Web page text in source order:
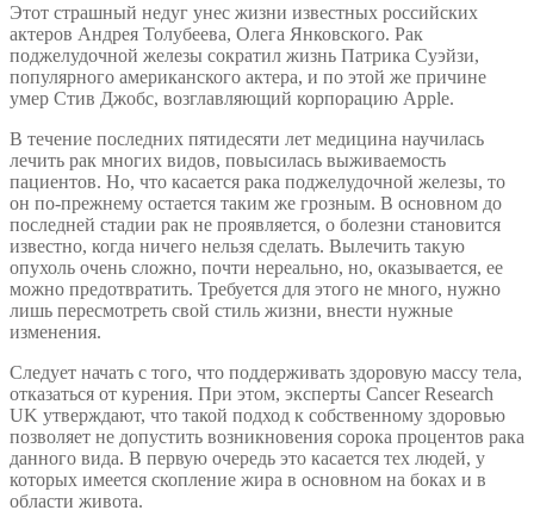
Этот страшный недуг унес жизни известных российских
актеров Андрея Толубеева, Олега Янковского. Рак
поджелудочной железы сократил жизнь Патрика Суэйзи,
популярного американского актера, и по этой же причине
умер Стив Джобс, возглавляющий корпорацию Apple.
В течение последних пятидесяти лет медицина научилась
лечить рак многих видов, повысилась выживаемость
пациентов. Но, что касается рака поджелудочной железы, то
он по-прежнему остается таким же грозным. В основном до
последней стадии рак не проявляется, о болезни становится
известно, когда ничего нельзя сделать. Вылечить такую
опухоль очень сложно, почти нереально, но, оказывается, ее
можно предотвратить. Требуется для этого не много, нужно
лишь пересмотреть свой стиль жизни, внести нужные
изменения.
Следует начать с того, что поддерживать здоровую массу тела,
отказаться от курения. При этом, эксперты Cancer Research
UK утверждают, что такой подход к собственному здоровью
позволяет не допустить возникновения сорока процентов рака
данного вида. В первую очередь это касается тех людей, у
которых имеется скопление жира в основном на боках и в
области живота.